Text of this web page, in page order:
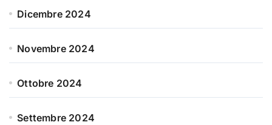
Dicembre 2024
Novembre 2024
Ottobre 2024
Settembre 2024